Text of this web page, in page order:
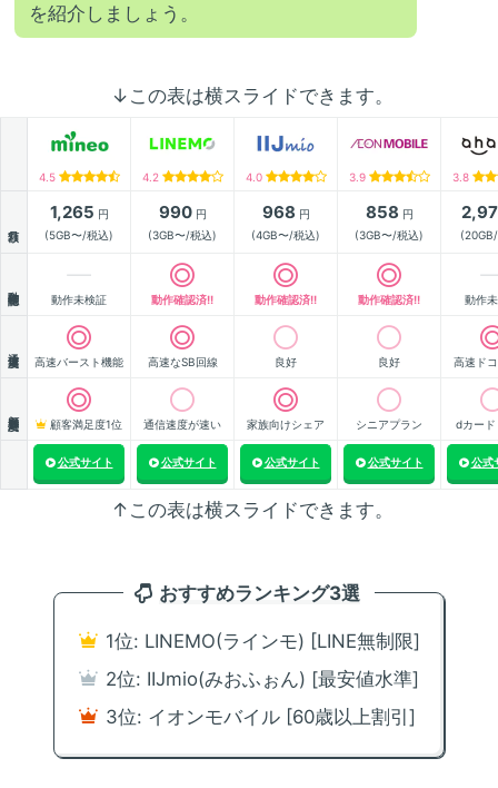
を紹介しましょう。
↓この表は横スライドできます。
4.5 4.2 4.0 3.9 3.8
1,265 円
(5GB〜/税込)
990円
(3GB〜/税込)
968 円
(4GB〜/税込)
858 円
(3GB〜/税込)
動作未検証 動作確認済!! 動作確認済!! 動作確認済!! 動作
高速バースト機能 高速なSB回線 良好 良好 高速ド
顧客満足度1位 通信速度が速い 家族向けシェア シニアプラン dカード
公式サイト 公式サイト 公式サイト 公式サイト 公式
↑この表は横スライドできます。
おすすめランキング3選
1位: LINEMO(ラインモ) [LINE無制限]
2位: IIJmio(みおふぉん) [最安値水準]
3位: イオンモバイル [60歳以上割引]